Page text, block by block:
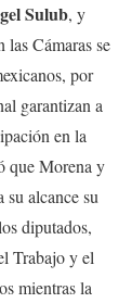
Sulub, y
las Cámaras se
por
garantizan a
en la
que Morena y
su alcance su
diputados,
Trabajo y el
mientras la